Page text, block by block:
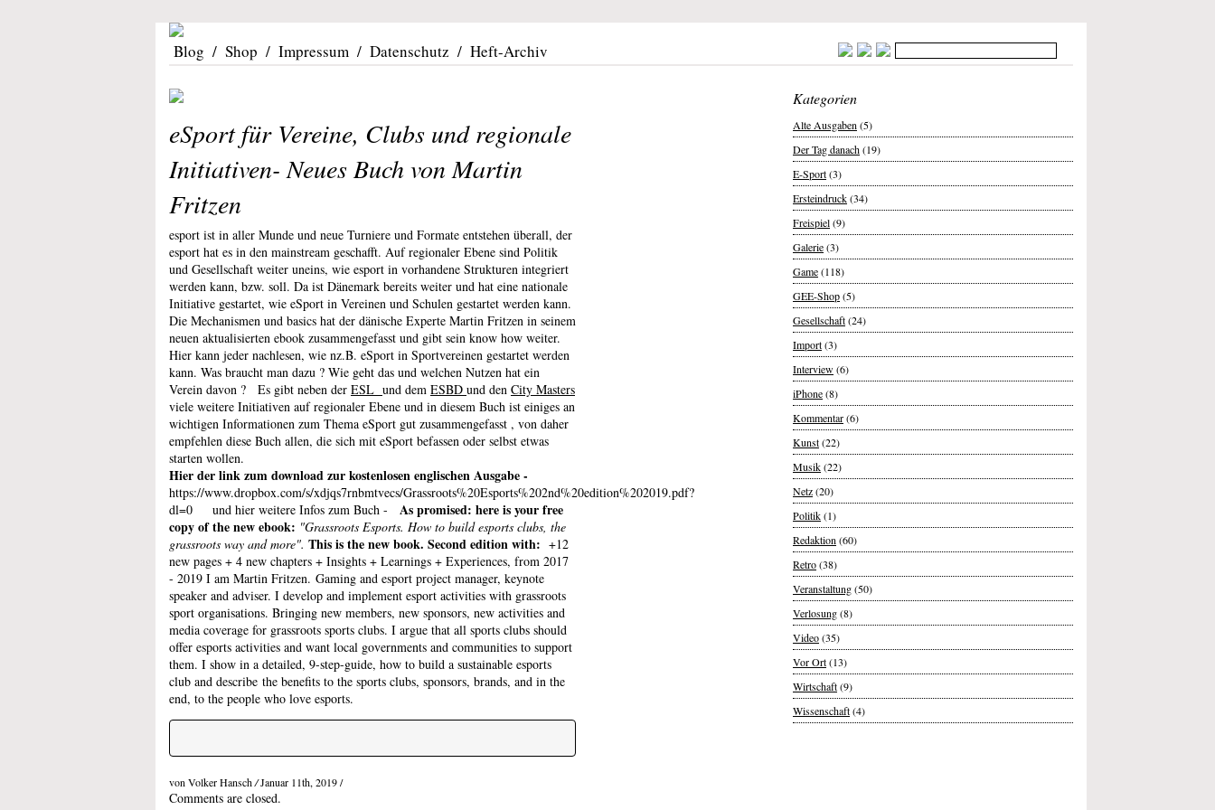
Blog / Shop / Impressum / Datenschutz / Heft-Archiv
Kategorien
Alte Ausgaben (5)
Der Tag danach(19)
E-Sport(3)
Ersteindruck(34)
Freispiel(9)
Galerie(3)
Game(118)
GEE-Shop(5)
Gesellschaft(24)
Import(3)
Interview(6)
iPhone(8)
Kommentar(6)
Kunst(22)
Musik(22)
Netz(20)
Politik(1)
Redaktion (60)
Retro(38)
Veranstaltung(50)
Verlosung(8)
Video(35)
Vor Ort(13)
Wirtschaft(9)
Wissenschaft(4)
eSport für Vereine, Clubs und regionale
Initiativen- Neues Buch von Martin
Fritzen
esport ist in aller Munde und neue Turniere und Formate entstehen überall, der
esport hat es in den mainstream geschafft. Auf regionaler Ebene sind Politik
und Gesellschaft weiter uneins, wie esport in vorhandene Strukturen integriert
werden kann, bzw. soll. Da ist Dänemark bereits weiter und hat eine nationale
Initiative gestartet, wie eSport in Vereinen und Schulen gestartet werden kann.
Die Mechanismen und basics hat der dänische Experte Martin Fritzen in seinem
neuen aktualisierten ebook zusammengefasst und gibt sein know how weiter.
Hier kann jeder nachlesen, wie nz.B. eSport in Sportvereinen gestartet werden
kann. Was braucht man dazu ? Wie geht das und welchen Nutzen hat ein
Verein davon ?
Es gibt neben der ESL und dem ESBD und den City Masters
viele weitere Initiativen auf regionaler Ebene und in diesem Buch ist einiges an
wichtigen Informationen zum Thema eSport gut zusammengefasst , von daher
empfehlen diese Buch allen, die sich mit eSport befassen oder selbst etwas
starten wollen.
Hier der link zum download zur kostenlosen englischen Ausgabe -
https://www.dropbox.com/s/xdjqs7rnbmtvecs/Grassroots%20Esports%202nd%20edition%202019.pdf?
dl=0 und hier weitere Infos zum Buch - As promised: here is your free
copy of the new ebook: "Grassroots Esports. How to build esports clubs, the
grassroots way and more". This is the new book. Second edition with: +12
new pages + 4 new chapters + Insights + Learnings + Experiences, from 2017
- 2019 I am Martin Fritzen. Gaming and esport project manager, keynote
speaker and adviser. I develop and implement esport activities with grassroots
sport organisations. Bringing new members, new sponsors, new activities and
media coverage for grassroots sports clubs. I argue that all sports clubs should
offer esports activities and want local governments and communities to support
them. I show in a detailed, 9-step-guide, how to build a sustainable esports
club and describe the benefits to the sports clubs, sponsors, brands, and in the
end, to the people who love esports.
von Volker Hansch/Januar 11th, 2019 /
Comments are closed.